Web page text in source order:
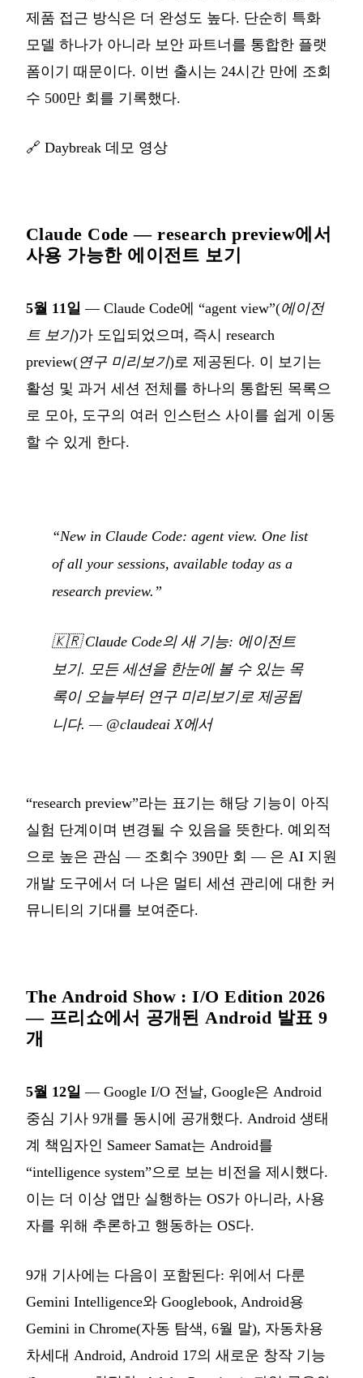
제품 접근 방식은 더 완성도 높다. 단순히 특화
모델 하나가 아니라 보안 파트너를 통합한 플랫
폼이기 때문이다. 이번 출시는 24시간 만에 조회
수 500만 회를 기록했다.
🔗 Daybreak 데모 영상
Claude Code — research preview에서
사용 가능한 에이전트 보기
5월 11일 — Claude Code에 “agent view”(에이전
트 보기)가 도입되었으며, 즉시 research
preview(연구 미리보기)로 제공된다. 이 보기는
활성 및 과거 세션 전체를 하나의 통합된 목록으
로 모아, 도구의 여러 인스턴스 사이를 쉽게 이동
할 수 있게 한다.
“New in Claude Code: agent view. One list
of all your sessions, available today as a
research preview.”
🇰🇷Claude Code의 새 기능: 에이전트
보기. 모든 세션을 한눈에 볼 수 있는 목
록이 오늘부터 연구 미리보기로 제공됩
니다. — @claudeai X에서
“research preview”라는 표기는 해당 기능이 아직
실험 단계이며 변경될 수 있음을 뜻한다. 예외적
으로 높은 관심 — 조회수 390만 회 — 은 AI 지원
개발 도구에서 더 나은 멀티 세션 관리에 대한 커
뮤니티의 기대를 보여준다.
The Android Show : I/O Edition 2026
— 프리쇼에서 공개된 Android 발표 9
개
5월 12일 — Google I/O 전날, Google은 Android
중심 기사 9개를 동시에 공개했다. Android 생태
계 책임자인 Sameer Samat는 Android를
“intelligence system”으로 보는 비전을 제시했다.
이는 더 이상 앱만 실행하는 OS가 아니라, 사용
자를 위해 추론하고 행동하는 OS다.
9개 기사에는 다음이 포함된다: 위에서 다룬
Gemini Intelligence와 Googlebook, Android용
Gemini in Chrome(자동 탐색, 6월 말), 자동차용
차세대 Android, Android 17의 새로운 창작 기능